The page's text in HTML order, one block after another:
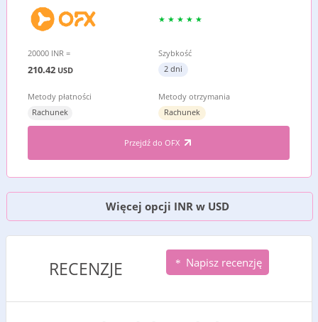
20000 INR =
210.42 USD
Szybkość
2 dni
Metody płatności
Rachunek
Metody otrzymania
Rachunek
Przejdź do OFX
Więcej opcji INR w USD
RECENZJE Napisz recenzję